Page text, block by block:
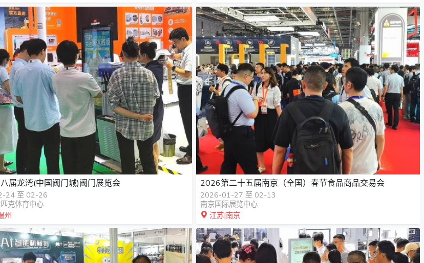
届龙湾(中国阀门城)阀门展览会
24 至 02-26
克体育中心
州
2026第二十五届南京（全国）春节食品商品交易会
2026-01-27 至 02-13
南京国际展览中心
江苏|南京